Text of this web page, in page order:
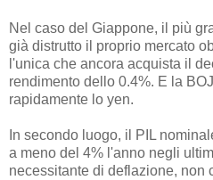
Nel caso del Giappone, il più
già distrutto il proprio mercato
l'unica che ancora acquista il
rendimento dello 0.4%. E la
rapidamente lo yen.
In secondo luogo, il PIL
a meno del 4% l'anno negli
necessitante di deflazione, non